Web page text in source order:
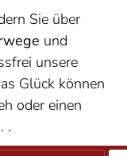
Sie über
und
unsere
Glück können
oder einen
.